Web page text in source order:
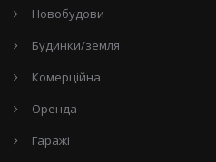
Новобудови
Будинки/земля
Комерційна
Оренда
Гаражі